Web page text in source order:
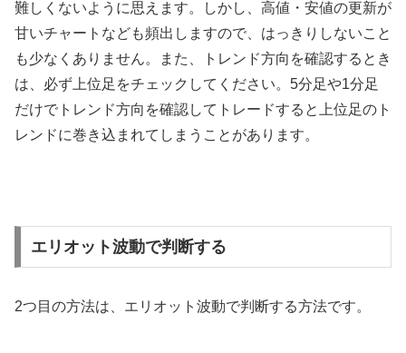
難しくないように思えます。しかし、高値・安値の更新が
甘いチャートなども頻出しますので、はっきりしないこと
も少なくありません。また、トレンド方向を確認するとき
は、必ず上位足をチェックしてください。 5分足や1分足
だけでトレンド方向を確認してトレードすると上位足のト
レンドに巻き込まれてしまうことがあります。
エリオット波動で判断する
2つ目の方法は、エリオット波動で判断する方法です。